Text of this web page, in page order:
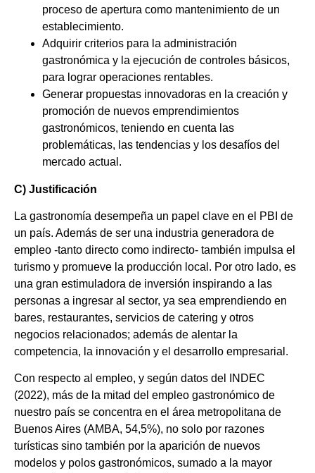
proceso de apertura como mantenimiento de un
establecimiento.
Adquirir criterios para la administración
gastronómica y la ejecución de controles básicos,
para lograr operaciones rentables.
Generar propuestas innovadoras en la creación y
promoción de nuevos emprendimientos
gastronómicos, teniendo en cuenta las
problemáticas, las tendencias y los desafíos del
mercado actual.
C) Justificación
La gastronomía desempeña un papel clave en el PBI de
un país. Además de ser una industria generadora de
empleo -tanto directo como indirecto- también impulsa el
turismo y promueve la producción local. Por otro lado, es
una gran estimuladora de inversión inspirando a las
personas a ingresar al sector, ya sea emprendiendo en
bares, restaurantes, servicios de catering y otros
negocios relacionados; además de alentar la
competencia, la innovación y el desarrollo empresarial.
Con respecto al empleo, y según datos del INDEC
(2022), más de la mitad del empleo gastronómico de
nuestro país se concentra en el área metropolitana de
Buenos Aires (AMBA, 54,5%), no solo por razones
turísticas sino también por la aparición de nuevos
modelos y polos gastronómicos, sumado a la mayor